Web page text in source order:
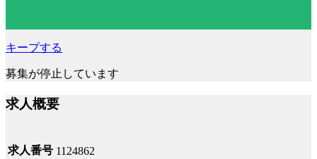
キープする
募集が停止しています
求人概要
求人番号 1124862